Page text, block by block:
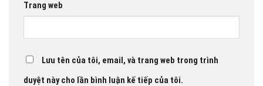
Trang web
Lưu tên của tôi, email, và trang web trong trình
duyệt này cho lần bình luận kế tiếp của tôi.